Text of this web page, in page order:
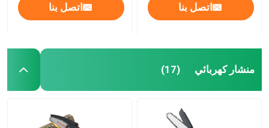
اتصل بنا اتصل بنا
منشار كهربائي (17)